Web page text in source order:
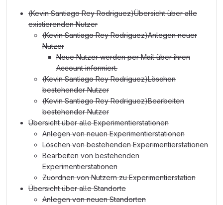
(Kevin Santiago Rey Rodriguez)Übersicht über alle
existierenden Nutzer
(Kevin Santiago Rey Rodriguez)Anlegen neuer
Nutzer
Neue Nutzer werden per Mail über ihren
Account informiert.
(Kevin Santiago Rey Rodriguez)Löschen
bestehender Nutzer
(Kevin Santiago Rey Rodriguez)Bearbeiten
bestehender Nutzer
Übersicht über alle Experimentierstationen
Anlegen von neuen Experimentierstationen
Löschen von bestehenden Experimentierstationen
Bearbeiten von bestehenden
Experimentierstationen
Zuordnen von Nutzern zu Experimentierstation
Übersicht über alle Standorte
Anlegen von neuen Standorten